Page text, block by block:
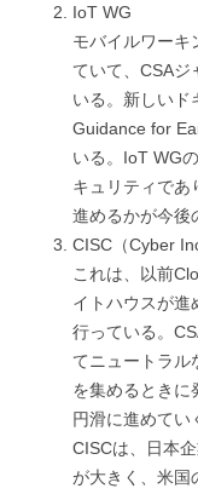
IoT WG
モバイルワーキ
ていて、CSAジ
いる。新しいド
Guidance for
いる。IoT WG
キュリティであ
進めるかが今後
CISC（Cyber
これは、以前
イトハウスが進
行っている。
てニュートラル
を集めるときに
円滑に進めてい
CISCは、日本
が大きく、米国